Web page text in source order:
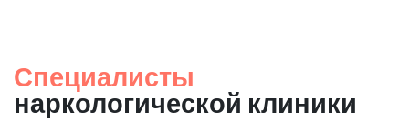
Специалисты
наркологической клиники